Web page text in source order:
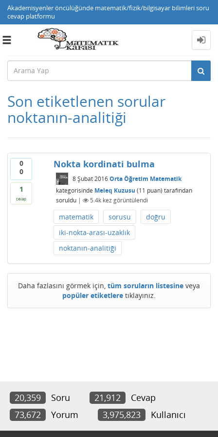
Akademisyenler öncülüğünde matematik/fizik/bilgisayar bilimleri soru
cevap platformu
Toggle
Son etiketlenen sorular
noktanın-analitiği
0
0
1
cevap
Nokta kordinati bulma
8 Şubat 2016 Orta Öğretim Matematik
kategorisinde Meleq Kuzusu (11 puan) tarafından
soruldu | 5.4kkez görüntülendi
matematik sorusu
doğru
iki-nokta-arası-uzaklık
noktanın-analitiği
Daha fazlasını görmek için, tüm soruların listesine veya
popüler etiketlere tıklayınız.
20,359 Soru 21,912
Cevap
73,672
Yorum 3,975,823 Kullanıcı